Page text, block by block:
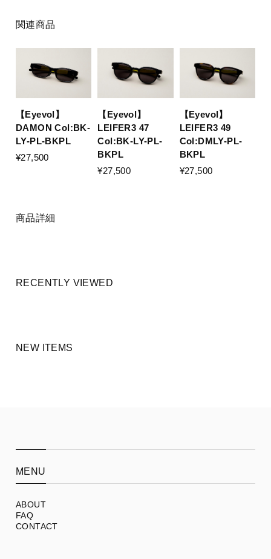
関連商品
【Eyevol】
DAMON Col:BK-
LY-PL-BKPL
¥27,500
【Eyevol】
LEIFER3 47
Col:BK-LY-PL-
BKPL
¥27,500
【Eyevol】
LEIFER3 49
Col:DMLY-PL-
BKPL
¥27,500
商品詳細
RECENTLY VIEWED
NEW ITEMS
MENU
ABOUT
FAQ
CONTACT